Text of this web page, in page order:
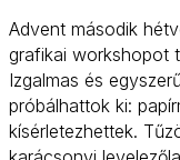
Advent második
grafikai workshopot
Izgalmas és
próbálhattok ki:
kísérletezhettek.